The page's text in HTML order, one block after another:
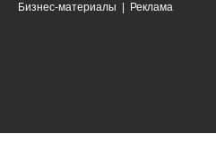
Бизнес-материалы Реклама